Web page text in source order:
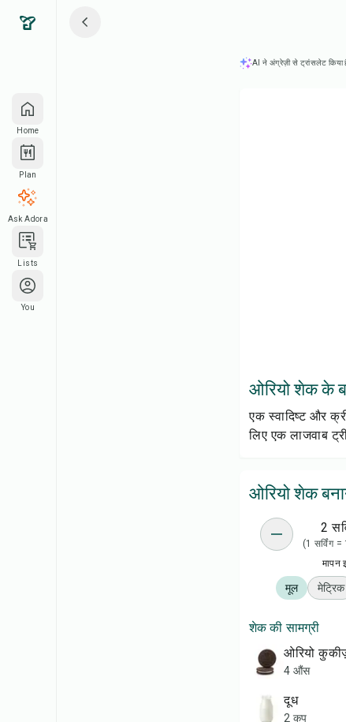
Home
Plan
Ask Adora
Lists
You
AI ने अंग्रेज़ी से ट्रांसलेट किया
ओरियो शेक के
एक स्वादिष्ट और
लिए एक लाजवाब
ओरियो शेक
2
(1 सर्विंग
मापन
मूल मेट्रिक
शेक की सामग्री
ओरियो
4 औंस
दूध
2 कप